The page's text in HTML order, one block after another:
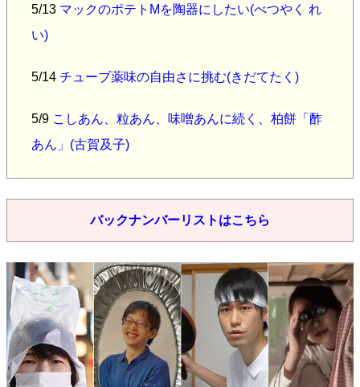
5/13 マックのポテトMを陶器にしたい(べつやく れ
い)
5/14 チューブ薬味の自由さに挑む(きだてたく)
5/9 こしあん、粒あん、味噌あんに続く、柏餅「酢
あん」(古賀及子)
バックナンバーリストはこちら